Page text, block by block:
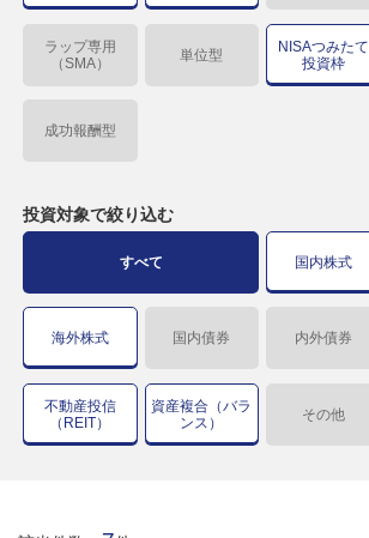
ラップ専用
（SMA）
単位型
NISAつみたて
投資枠
成功報酬型
投資対象で絞り込む
すべて 国内株式
海外株式 国内債券 内外債券
不動産投信
（REIT）
資産複合（バラ
ンス）
その他